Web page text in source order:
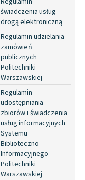
świadczenia usług
drogą elektroniczną
Regulamin udzielania
zamówień
publicznych
Politechniki
Warszawskiej
Regulamin
udostępniania
zbiorów i świadczenia
usług informacyjnych
Systemu
Biblioteczno-
Informacyjnego
Politechniki
Warszawskiej